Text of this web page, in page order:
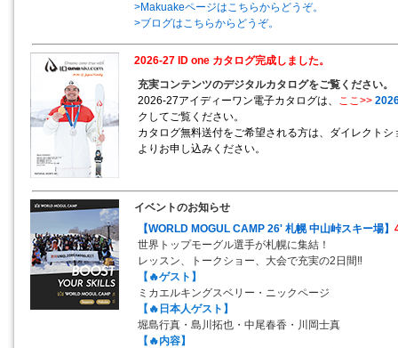
>Makuakeページはこちらからどうぞ。
>ブログはこちらからどうぞ。
2026-27 ID one カタログ完成しました。
充実コンテンツのデジタルカタログをご覧ください。
2026-27アイディーワン電子カタログは、 ここ>>
クしてご覧ください。
カタログ無料送付をご希望される方は、ダイレクトシ
よりお申し込みください。
イベントのお知らせ
【WORLD MOGUL CAMP 26' 札幌 中山峠スキー場】
世界トップモーグル選手が札幌に集結！
レッスン、トークショー、大会で充実の2日間‼
【🔥ゲスト】
ミカエルキングスベリー・ニックページ
【🔥日本人ゲスト】
堀島行真・島川拓也・中尾春香・川岡士真
【🔥内容】